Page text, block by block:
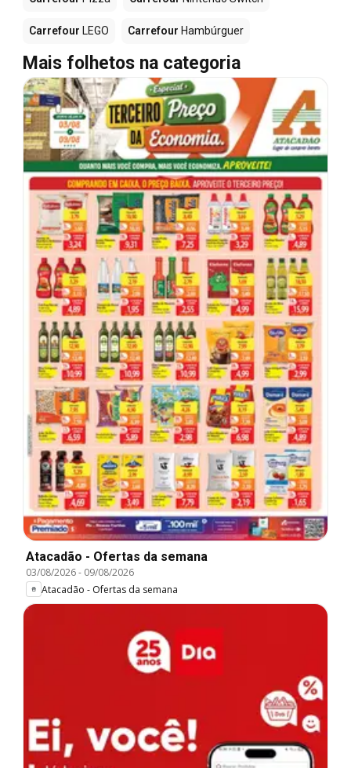
Carrefour LEGO Carrefour Hambúrguer
Mais folhetos na categoria
Atacadão - Ofertas da semana
03/08/2026- 09/08/2026
Atacadão - Ofertas da semana